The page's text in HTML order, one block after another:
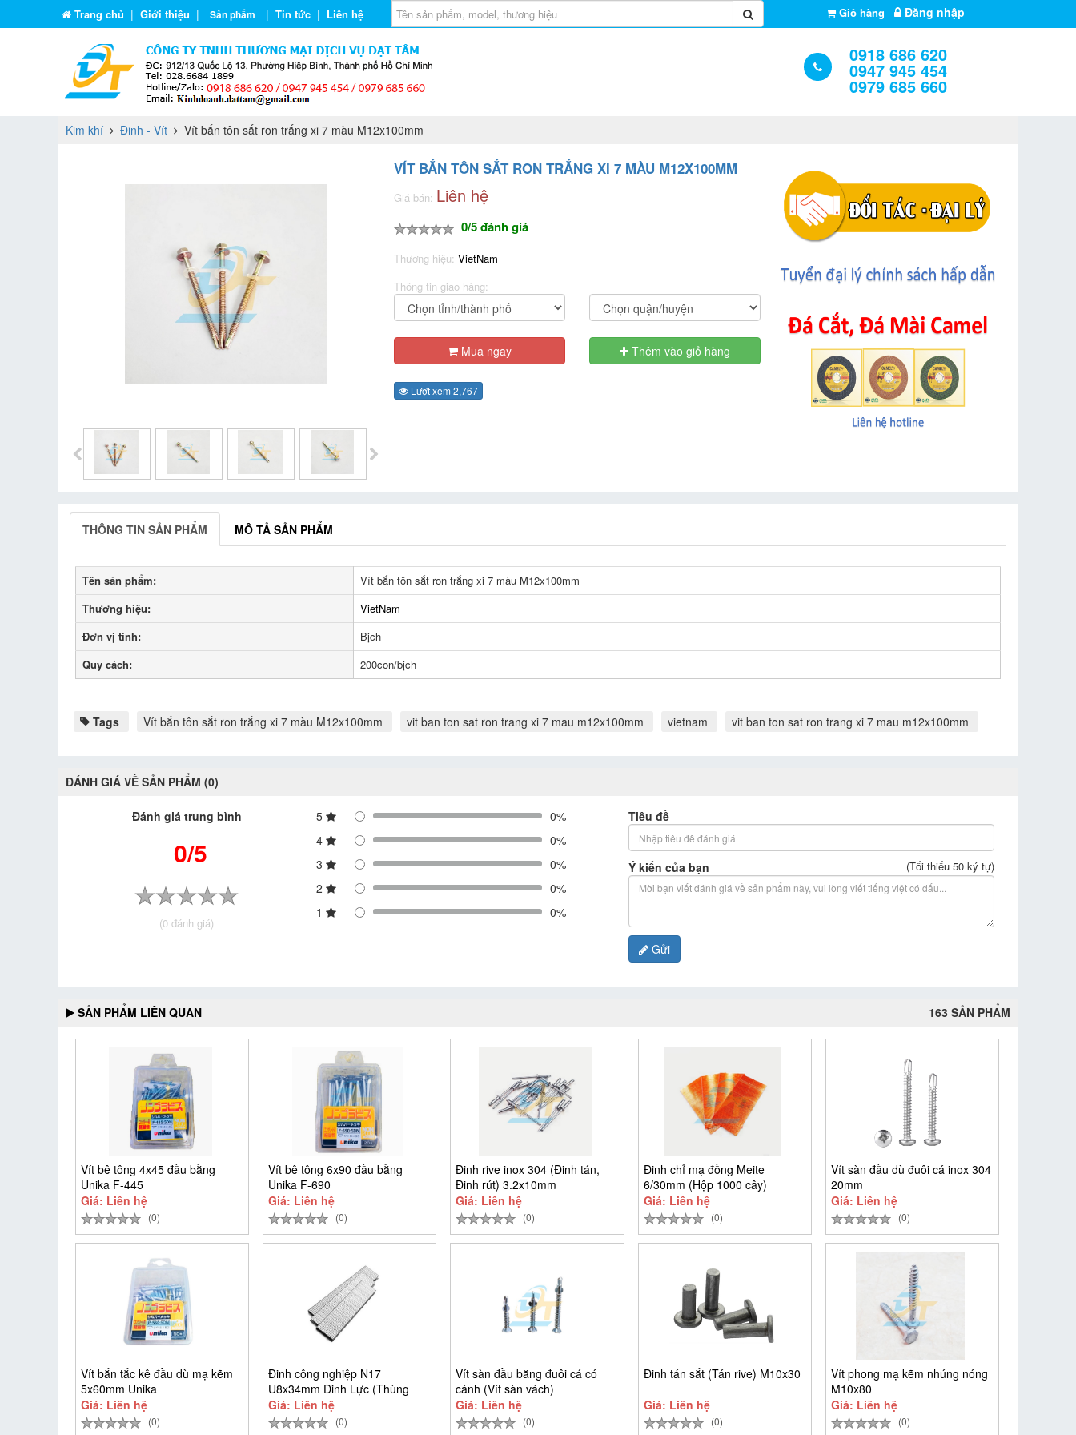
Trang chủ | Giới thiệu | Sản phẩm | Tin tức | Liên hệ Giỏ hàng Đăng nhập
0918 686 620
0947 945 454
0979 685 660
Kim khí Đinh - Vít Vít bắn tôn sắt ron trắng xi 7 màu M12x100mm
VÍT BẮN TÔN SẮT RON TRẮNG XI 7 MÀU M12X100MM
Giá bán: Liên hệ
0/5 đánh giá
Thương hiệu: VietNam
Thông tin giao hàng:
Mua ngay Thêm vào giỏ hàng
Lượt xem 2,767
THÔNG TIN SẢN PHẨM MÔ TẢ SẢN PHẨM
Tên sản phẩm:
Vít bắn tôn sắt ron trắng xi 7 màu M12x100mm
Thương hiệu:
VietNam
Đơn vị tính:
Bịch
Quy cách:
200con/bịch
Tags Vít bắn tôn sắt ron trắng xi 7 màu M12x100mm vit ban ton sat ron trang xi 7 mau m12x100mm vietnam vit ban ton sat ron trang xi 7 mau m12x100mm
ĐÁNH GIÁ VỀ SẢN PHẨM (0)
Đánh giá trung bình
0/5
(0 đánh giá)
5
0%
4
0%
3
0%
2
0%
1
0%
Tiêu đề
Ý kiến của bạn (Tối thiểu 50 ký tự)
Gửi
SẢN PHẨM LIÊN QUAN 163 SẢN PHẨM
Vít bê tông 4x45 đầu bằng
Unika F-445
Giá: Liên hệ
(0)
Vít bê tông 6x90 đầu bằng
Unika F-690
Giá: Liên hệ
(0)
Đinh rive inox 304 (Đinh tán,
Đinh rút) 3.2x10mm
Giá: Liên hệ
(0)
Đinh chỉ mạ đồng Meite
6/30mm (Hộp 1000 cây)
Giá: Liên hệ
(0)
Vít sàn đầu dù đuôi cá inox 304
20mm
Giá: Liên hệ
(0)
Vít bắn tắc kê đầu dù mạ kẽm
5x60mm Unika
Giá: Liên hệ
(0)
Đinh công nghiệp N17
U8x34mm Đinh Lực (Thùng
9.384 cây)
Giá: Liên hệ
(0)
Vít sàn đầu bằng đuôi cá có
cánh (Vít sàn vách)
Giá: Liên hệ
(0)
Đinh tán sắt (Tán rive) M10x30
Giá: Liên hệ
(0)
Vít phong mạ kẽm nhúng nóng
M10x80
Giá: Liên hệ
(0)